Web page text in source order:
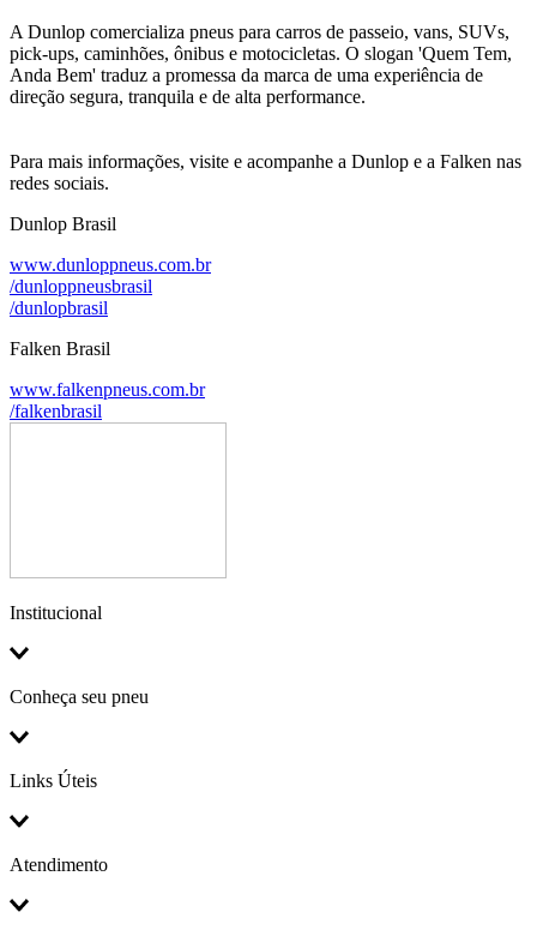
A Dunlop comercializa pneus para carros de passeio, vans, SUVs,
pick-ups, caminhões, ônibus e motocicletas. O slogan 'Quem Tem,
Anda Bem' traduz a promessa da marca de uma experiência de
direção segura, tranquila e de alta performance.
Para mais informações, visite e acompanhe a Dunlop e a Falken nas
redes sociais.
Dunlop Brasil
www.dunloppneus.com.br
/dunloppneusbrasil
/dunlopbrasil
Falken Brasil
www.falkenpneus.com.br
/falkenbrasil
Institucional
Conheça seu pneu
Links Úteis
Atendimento